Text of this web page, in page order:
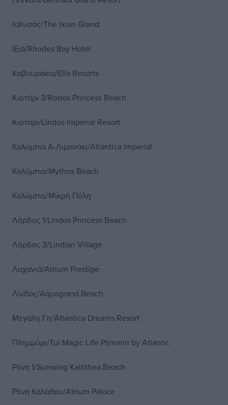
Ιαλυσός/The Ixian Grand
Ιξιά/Rhodes Βay Ηotel
Καβουράκια/Ella Resorts
Κιοτάρι 3/Rodos Princess Beach
Κιοτάρι/Lindos Imperial Resort
Κολύμπια Α-Λιμανάκι/Atlantica Imperial
Κολύμπια/Mythos Beach
Κολύμπια/Μικρή Πόλη
Λάρδος 1/Lindos Princess Beach
Λάρδος 3/Lindian Village
Λαχανιά/Atrium Prestige
Λίνδος/Aquagrand Beach
Μεγάλη Γη/Atlantica Dreams Resort
Πλημμύρι/Tui Magic Life Plimmiri by Atlantic
Ρένη 1/Sunwing Kallithea Beach
Ρένη Καλάθου/Atrium Palace